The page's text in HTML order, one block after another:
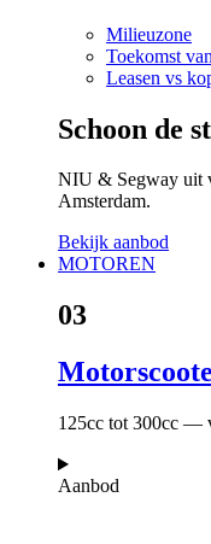
Milieuzone
Toekomst
Leasen vs
Schoon de
NIU & Segway uit
Amsterdam.
Bekijk aanbod
MOTOREN
03
125cc tot 300cc —
Aanbod